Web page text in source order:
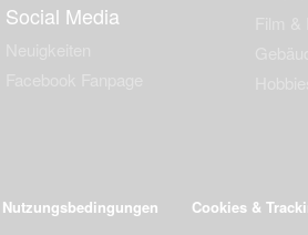
Social Media
Cookies &
Nutzungsbedingungen